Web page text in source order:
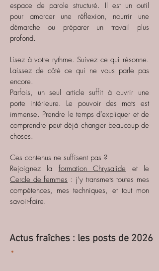
espace de parole structuré. Il est un outil
pour amorcer une réflexion, nourrir une
démarche ou préparer un travail plus
profond.
Lisez à votre rythme. Suivez ce qui résonne.
Laissez de côté ce qui ne vous parle pas
encore.
Parfois, un seul article suffit à ouvrir une
porte intérieure. Le pouvoir des mots est
immense. Prendre le temps d’expliquer et de
comprendre peut déjà changer beaucoup de
choses.
Ces contenus ne suffisent pas ?
Rejoignez la formation Chrysalide et le
Cercle de femmes : j’y transmets toutes mes
compétences, mes techniques, et tout mon
savoir-faire.
Actus fraîches : les posts de 2026